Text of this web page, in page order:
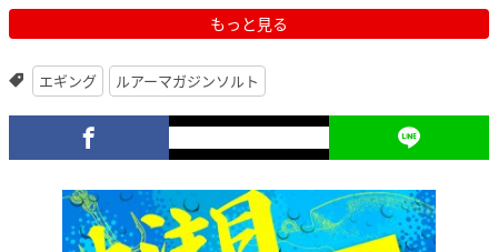
もっと見る
エギング ルアーマガジンソルト